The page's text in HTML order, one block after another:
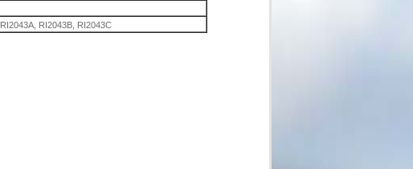
RI2043A, RI2043B, RI2043C